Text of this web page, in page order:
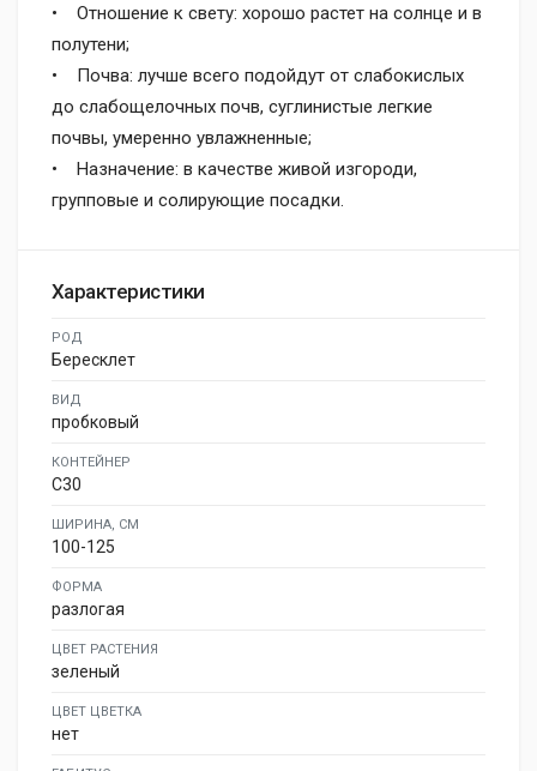
• Отношение к свету: хорошо растет на солнце и в
полутени;
• Почва: лучше всего подойдут от слабокислых
до слабощелочных почв, суглинистые легкие
почвы, умеренно увлажненные;
• Назначение: в качестве живой изгороди,
групповые и солирующие посадки.
Характеристики
РОД
Бересклет
ВИД
пробковый
КОНТЕЙНЕР
C30
ШИРИНА, СМ
100-125
ФОРМА
разлогая
ЦВЕТ РАСТЕНИЯ
зеленый
ЦВЕТ ЦВЕТКА
нет